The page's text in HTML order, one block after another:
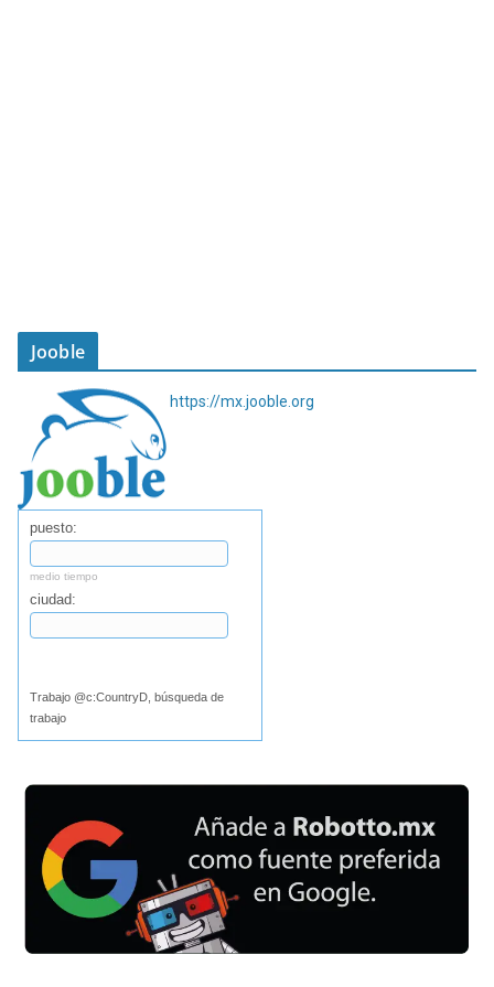
Jooble
https://mx.jooble.org
puesto:
medio tiempo
ciudad:
Trabajo @c:CountryD, búsqueda de
trabajo